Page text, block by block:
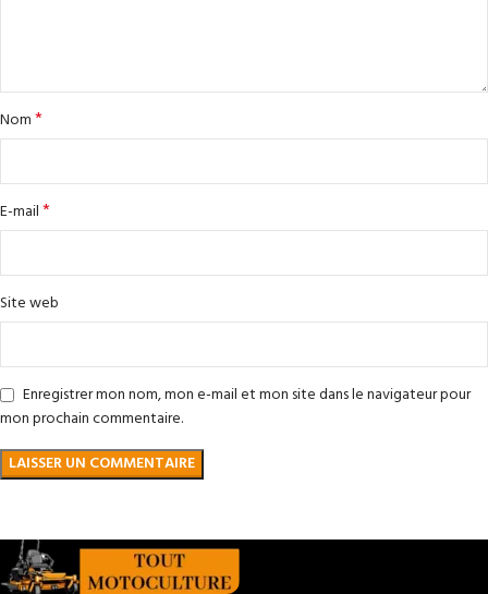
Nom*
E-mail*
Site web
Enregistrer mon nom, mon e-mail et mon site dans le navigateur pour
mon prochain commentaire.